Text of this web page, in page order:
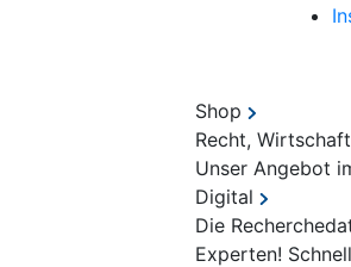
Shop
Recht,
Unser Angebot
Digital
Die
Experten!